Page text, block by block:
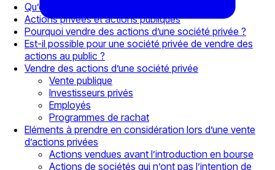
Qu’est-ce qu’une action privée ?
Actions privées et actions publiques
Pourquoi vendre des actions d’une société privée ?
Est-il possible pour une société privée de vendre des
actions au public ?
Vendre des actions d’une société privée
Vente publique
Investisseurs privés
Employés
Programmes de rachat
Eléments à prendre en considération lors d’une vente
d’actions privées
Actions vendues avant l’introduction en bourse
Actions de sociétés qui n’ont pas l’intention de